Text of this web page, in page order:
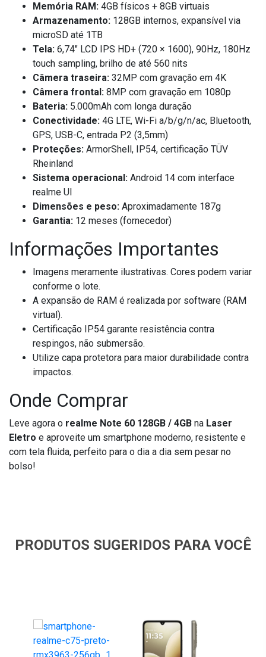
Memória RAM: 4GB físicos + 8GB virtuais
Armazenamento: 128GB internos, expansível via
microSD até 1TB
Tela: 6,74" LCD IPS HD+ (720 × 1600), 90Hz, 180Hz
touch sampling, brilho de até 560 nits
Câmera traseira: 32MP com gravação em 4K
Câmera frontal: 8MP com gravação em 1080p
Bateria: 5.000mAh com longa duração
Conectividade: 4G LTE, Wi-Fi a/b/g/n/ac, Bluetooth,
GPS, USB-C, entrada P2 (3,5mm)
Proteções: ArmorShell, IP54, certificação TÜV
Rheinland
Sistema operacional: Android 14 com interface
realme UI
Dimensões e peso: Aproximadamente 187g
Garantia: 12 meses (fornecedor)
Informações Importantes
Imagens meramente ilustrativas. Cores podem variar
conforme o lote.
A expansão de RAM é realizada por software (RAM
virtual).
Certificação IP54 garante resistência contra
respingos, não submersão.
Utilize capa protetora para maior durabilidade contra
impactos.
Onde Comprar
Leve agora o realme Note 60 128GB / 4GB na Laser
Eletro e aproveite um smartphone moderno, resistente e
com tela fluida, perfeito para o dia a dia sem pesar no
bolso!
PRODUTOS SUGERIDOS PARA VOCÊ